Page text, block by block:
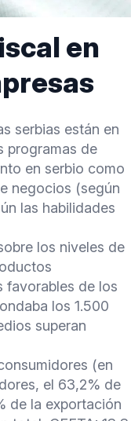
en
serbias están en
programas de
en serbio como
negocios (según
las habilidades
los niveles de
favorables de los
los 1.500
superan
(en
el 63,2% de
de la exportación